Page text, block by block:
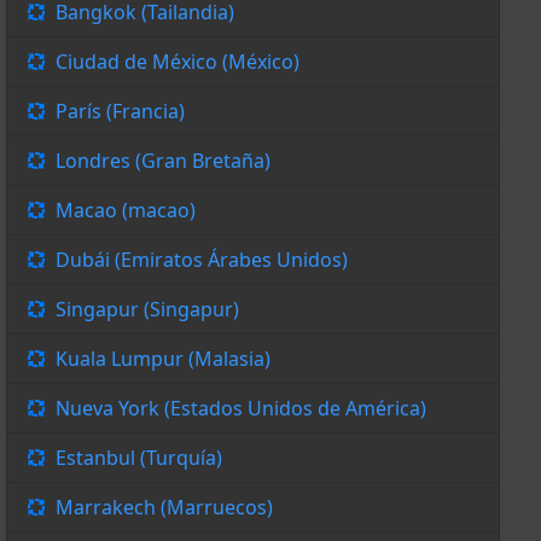
Bangkok (Tailandia)
Ciudad de México (México)
París (Francia)
Londres (Gran Bretaña)
Macao (macao)
Dubái (Emiratos Árabes Unidos)
Singapur (Singapur)
Kuala Lumpur (Malasia)
Nueva York (Estados Unidos de América)
Estanbul (Turquía)
Marrakech (Marruecos)